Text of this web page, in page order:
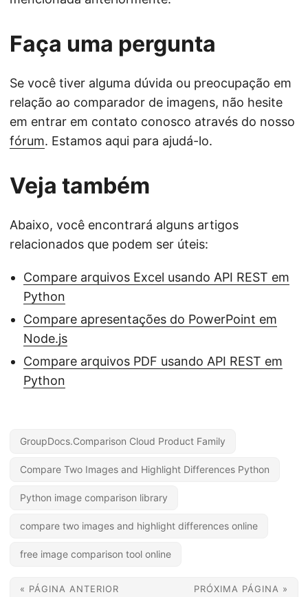
Faça uma pergunta
Se você tiver alguma dúvida ou preocupação em
relação ao comparador de imagens, não hesite
em entrar em contato conosco através do nosso
fórum. Estamos aqui para ajudá-lo.
Veja também
Abaixo, você encontrará alguns artigos
relacionados que podem ser úteis:
Compare arquivos Excel usando API REST em
Python
Compare apresentações do PowerPoint em
Node.js
Compare arquivos PDF usando API REST em
Python
GroupDocs.Comparison Cloud Product Family
Compare Two Images and Highlight Differences Python
Python image comparison library
compare two images and highlight differences online
free image comparison tool online
« PÁGINA ANTERIOR PRÓXIMA PÁGINA »